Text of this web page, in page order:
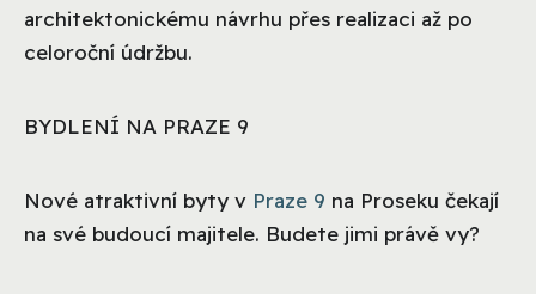
architektonickému návrhu přes realizaci až po
celoroční údržbu.
BYDLENÍ NA PRAZE 9
Nové atraktivní byty v Praze 9 na Proseku čekají
na své budoucí majitele. Budete jimi právě vy?